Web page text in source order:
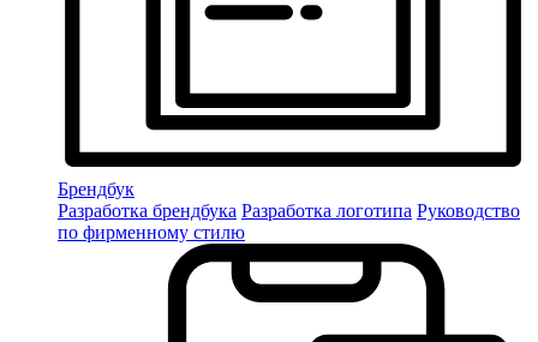
Брендбук
Разработка брендбука Разработка логотипа Руководство
по фирменному стилю